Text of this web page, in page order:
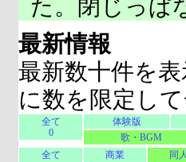
た。閉じっぱ
最新情報
最新数十件を
に数を限定し
全て
0
体験版
歌・BGM
全て
商業 同人